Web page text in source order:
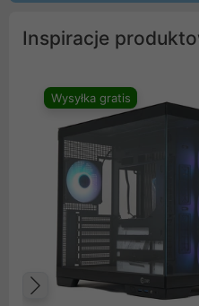
Inspiracje
Wysyłka gratis